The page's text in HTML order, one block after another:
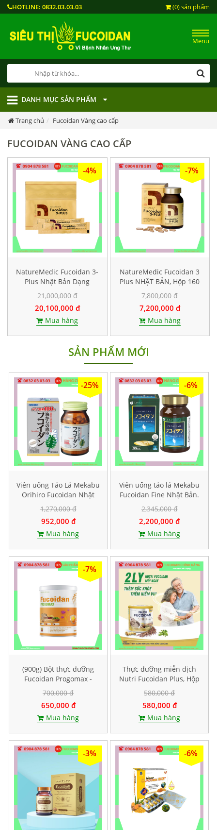
HOTLINE: 0832.03.03.03 (0) sản phẩm
Menu
DANH MỤC SẢN PHẨM
Trang chủ Fucoidan Vàng cao cấp
FUCOIDAN VÀNG CAO CẤP
-4%
NatureMedic Fucoidan 3-
Plus Nhật Bản Dạng
Nước, Hộp lớn 50 gói
21,000,000 đ
20,100,000 đ
Mua hàng
-7%
NatureMedic Fucoidan 3
Plus NHẬT BẢN, Hộp 160
7,800,000 đ
7,200,000 đ
Mua hàng
SẢN PHẨM MỚI
-25%
Viên uống Tảo Lá Mekabu
Orihiro Fucoidan Nhật
Bản. Hộp 90 viên
1,270,000 đ
952,000 đ
Mua hàng
-6%
Viên uống tảo lá Mekabu
Fucoidan Fine Nhật Bản.
Hộp 198 viên
2,345,000 đ
2,200,000 đ
Mua hàng
-7%
(900g) Bột thực dưỡng
Fucoidan Progomax -
dành cho bệnh nhân ung
thư
700,000 đ
650,000 đ
Mua hàng
Thực dưỡng miễn dịch
Nutri Fucoidan Plus, Hộp
580,000 đ
580,000 đ
Mua hàng
-3% -6%